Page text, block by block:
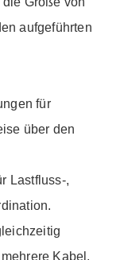
aufgeführten
für
über den
Lastfluss-,
Kabel.